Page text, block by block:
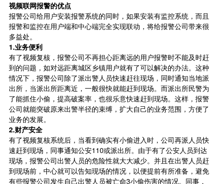
视频联网报警的优点
报警公司给用户安装报警系统的同时，如果安装有监控系统，而且
报警和监控在用户端和中心端完全实现联动，将给报警公司带来很
多益处。
1.业务便利
有了视频复核，报警公司不再担心距离远的用户报警时不能及时赶
到的问题，如对远距离城区乡镇用户就有了可以解决的办法。这种
情况下，报警公司除了派出警人员快速赶往现场，同时通知当地派
出所，当派出所距离近，一般很快就能赶到现场。而派出所民警为
了能抓住小偷，提高破案率，也很乐意快速赶到现场。这样，报警
公司就能突破原来出警半径的束缚，扩大自己的业务范围，方便了
业务的发展。
2.财产安全
有了视频复核系统后，当看到确实有小偷进入时，公司再派人员快
速赶到现场，同事通知公安110或派出所。由于有了公安人员到达
现场，报警公司出警人员的危险性就大大减少。并且在出警人员赶
到现场前，中心就可以告知现场的情况，以便提前有所准备，避免
有些报警公司发生自己出警人员被亡命3小偷伤害的情况。同事，